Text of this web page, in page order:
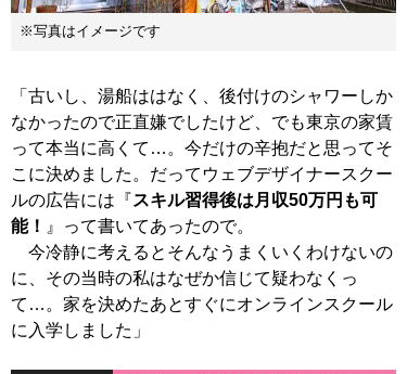
※写真はイメージです
「古いし、湯船ははなく、後付けのシャワーしか
なかったので正直嫌でしたけど、でも東京の家賃
って本当に高くて…。今だけの辛抱だと思ってそ
こに決めました。だってウェブデザイナースクー
ルの広告には『スキル習得後は月収50万円も可
能！ 』って書いてあったので。
今冷静に考えるとそんなうまくいくわけないの
に、その当時の私はなぜか信じて疑わなくっ
て…。家を決めたあとすぐにオンラインスクール
に入学しました」